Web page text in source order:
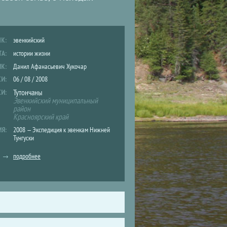
эвенкийский
истории жизни
Данил Афанасьевич Хукочар
06 / 08 / 2008
Тутончаны
Эвенкийский муниципальный
район
Красноярский край
2008 — Экспедиция к эвенкам Нижней
Тунгуски
подробнее